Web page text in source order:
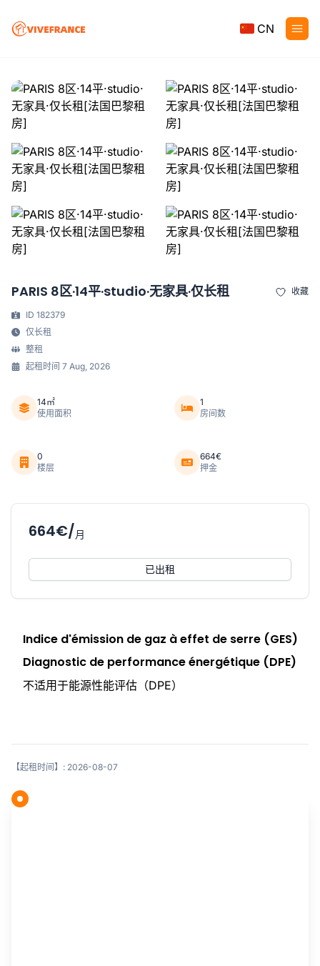
CN
PARIS 8区·14平·studio·无家具·仅长租 收藏
ID 182379
仅长租
整租
起租时间 7 Aug, 2026
14㎡
使用面积
1
房间数
0
楼层
664€
押金
664€/月
已出租
Indice d'émission de gaz à effet de serre (GES)
Diagnostic de performance énergétique (DPE)
不适用于能源性能评估（DPE）
【起租时间】: 2026-08-07